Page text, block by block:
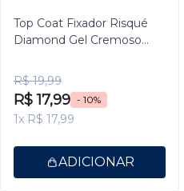
Top Coat Fixador Risqué
Diamond Gel Cremoso
R$ 19,99
R$ 17,99 - 10%
1x R$ 17,99
ADICIONAR